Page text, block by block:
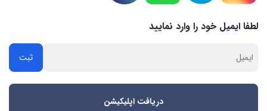
لطفا ایمیل خود را وارد نمایید
دریافت اپلیکیشن